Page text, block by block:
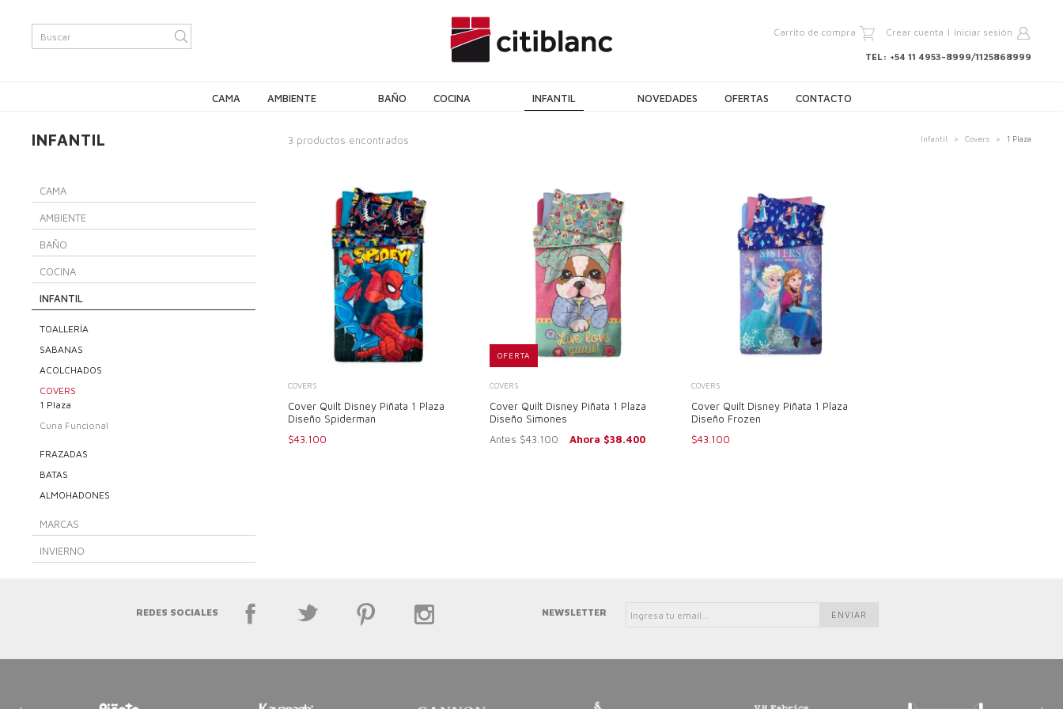
Carrito de compra Crear cuenta | Iniciar sesión
TEL: +54 11 4953-8999/1125868999
CAMA AMBIENTE BAÑO COCINA INFANTIL NOVEDADES OFERTAS CONTACTO
INFANTIL 3 productos encontrados Infantil > Covers > 1 Plaza
CAMA
AMBIENTE
BAÑO
COCINA
INFANTIL
TOALLERÍA
SABANAS
ACOLCHADOS
COVERS
1 Plaza
Cuna Funcional
FRAZADAS
BATAS
ALMOHADONES
MARCAS
INVIERNO
COVERS
Cover Quilt Disney Piñata 1 Plaza
Diseño Spiderman
$43.100
OFERTA
COVERS
Cover Quilt Disney Piñata 1 Plaza
Diseño Simones
Antes $43.100
Ahora $38.400
COVERS
Cover Quilt Disney Piñata 1 Plaza
Diseño Frozen
$43.100
REDES SOCIALES NEWSLETTER